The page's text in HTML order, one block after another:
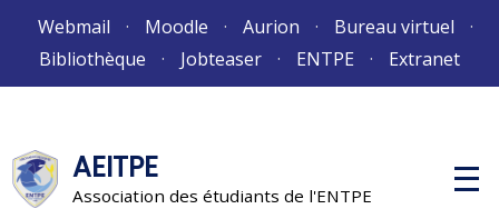
Webmail Moodle Aurion
Bureau virtuel
Bibliothèque
Jobteaser ENTPE Extranet
AEITPE
Association des étudiants de l'ENTPE
M
e